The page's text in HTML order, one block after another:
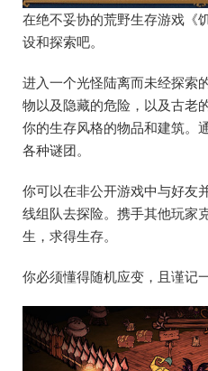
在绝不妥协的荒野生存游戏《
设和探索吧。
进入一个光怪陆离而未经探索
物以及隐藏的危险，以及古老
你的生存风格的物品和建筑。
各种谜团。
你可以在非公开游戏中与好友
线组队去探险。携手其他玩家
生，求得生存。
你必须懂得随机应变，且谨记